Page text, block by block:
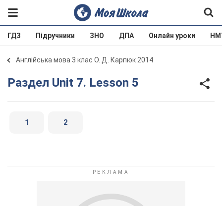
ГДЗ Підручники ЗНО ДПА Онлайн уроки
Англійська мова 3 клас О. Д. Карпюк 2014
Раздел Unit 7. Lesson 5
1 2